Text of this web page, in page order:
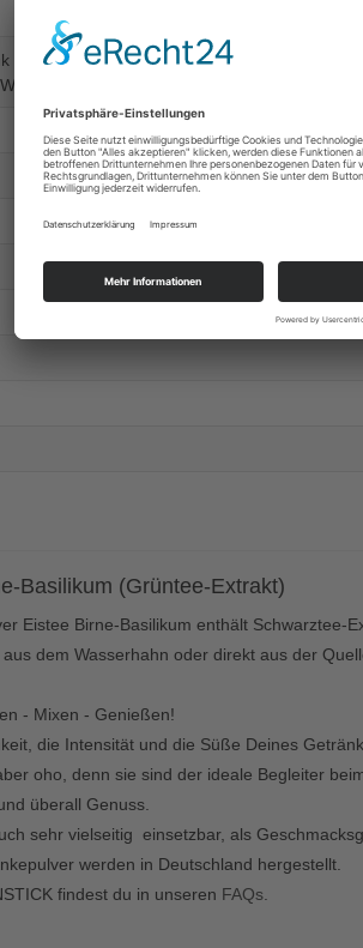
Basilikum (Grüntee-Extrakt)
Eistee Birne-Basilikum enthält Schwarztee-
dem Wasserhahn oder direkt aus der
- Mixen - Genießen!
die Intensität und die Süße Deines
oho, denn sie sind der ideale Begleiter
überall Genuss.
sehr vielseitig einsetzbar, als
werden in Deutschland hergestellt.
findest du in unseren FAQs.